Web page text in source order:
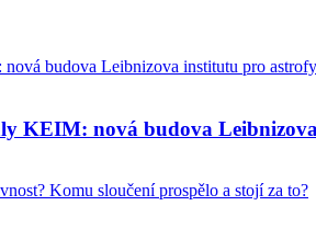
KEIM: nová budova